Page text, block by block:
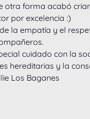
otra forma acabó
por excelencia :)
la empatía y el
cuidado con la
hereditarias y la